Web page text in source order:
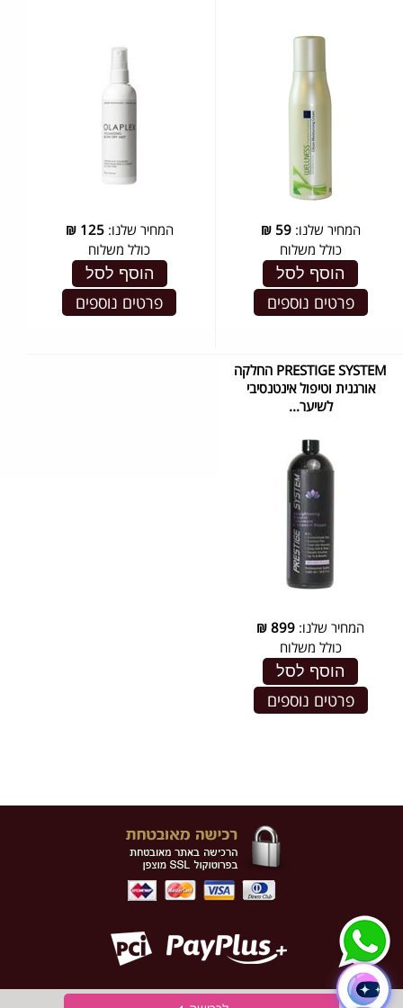
המחיר שלנו:59
₪
כולל משלוח
הוסף לסל
פרטים נוספים
המחיר שלנו:125
₪
כולל משלוח
הוסף לסל
פרטים נוספים
PRESTIGE SYSTEM החלקה
אורגנית וטיפול אינטנסיבי
לשיער...
המחיר שלנו: 899
₪
כולל משלוח
הוסף לסל
פרטים נוספים